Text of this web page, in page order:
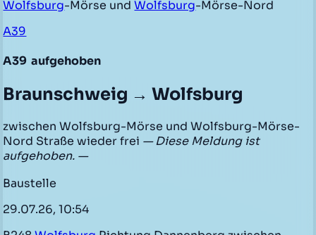
Wolfsburg-Mörse undWolfsburg-Mörse-Nord
A39
A39 aufgehoben
Braunschweig → Wolfsburg
zwischen Wolfsburg-Mörse und Wolfsburg-Mörse-
Nord Straße wieder frei — Diese Meldung ist
aufgehoben. —
Baustelle
29.07.26, 10:54